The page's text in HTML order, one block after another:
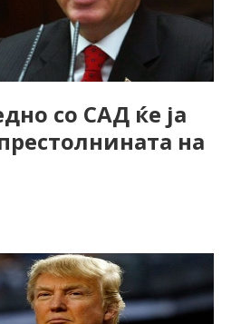
со САД ќе ја
на